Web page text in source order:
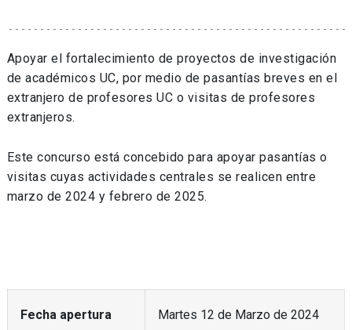
Apoyar el fortalecimiento de proyectos de investigación
de académicos UC, por medio de pasantías breves en el
extranjero de profesores UC o visitas de profesores
extranjeros.
Este concurso está concebido para apoyar pasantías o
visitas cuyas actividades centrales se realicen entre
marzo de 2024 y febrero de 2025.
Fecha apertura Martes 12 de Marzo de 2024